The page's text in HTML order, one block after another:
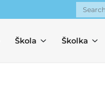
Škola Školka